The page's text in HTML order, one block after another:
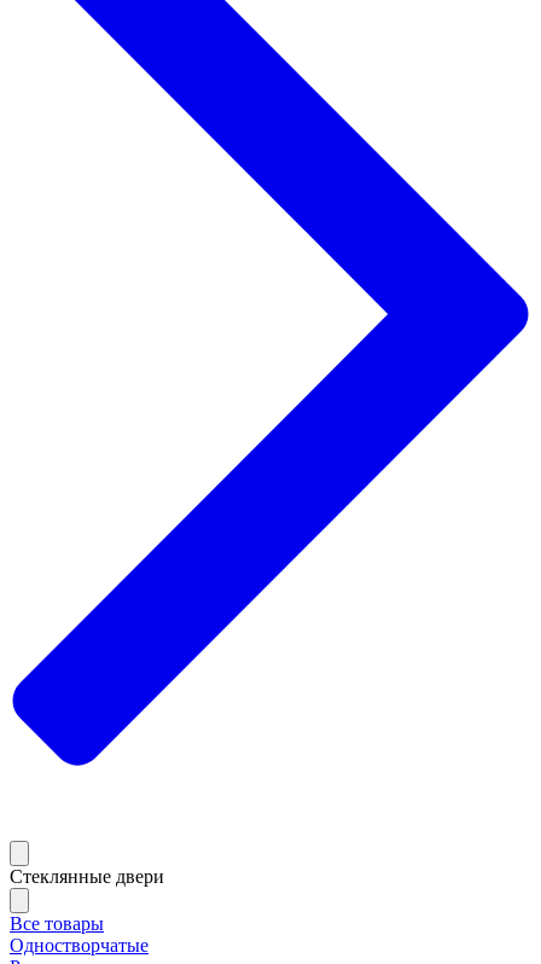
Стеклянные двери
Все товары
Одностворчатые